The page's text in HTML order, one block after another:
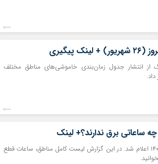
از انتشار جدول زمان‌بندی خاموشی‌های مناطق مختلف
جدول قطع برق تهران ۲۲۵ شهریور ۱۴۰۴ اعلام شد. در این گزارش لیست کامل مناطق، ساعات قطع